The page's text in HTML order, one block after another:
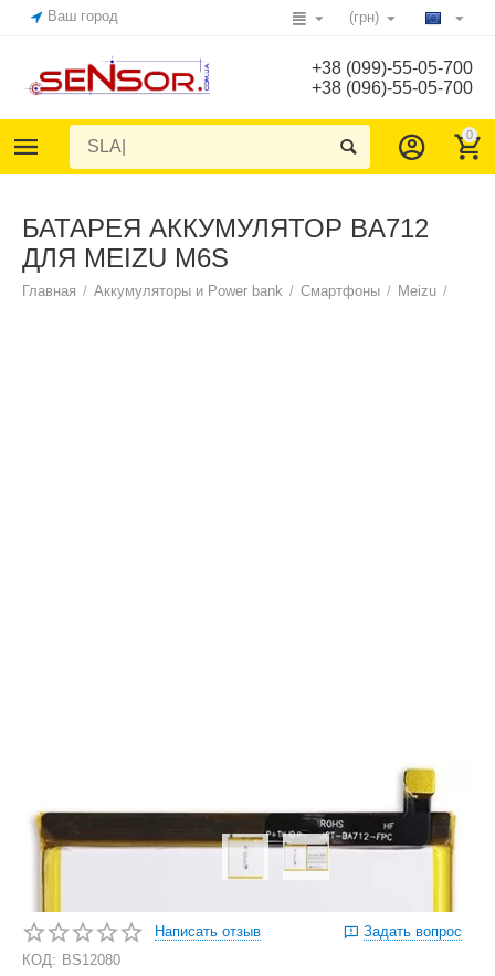
Ваш город (грн)
+38 (099)-55-05-700
+38 (096)-55-05-700
0
БАТАРЕЯ АККУМУЛЯТОР BA712
ДЛЯ MEIZU M6S
Главная / Аккумуляторы и Power bank / Смартфоны / Meizu /
Написать отзыв
Задать вопрос
КОД: BS12080